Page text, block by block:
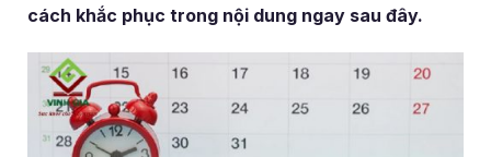
cách khắc phục trong nội dung ngay sau đây.